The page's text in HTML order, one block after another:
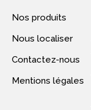
Nos produits
Nous localiser
Contactez-nous
Mentions légales